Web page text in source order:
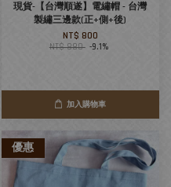
現貨-【台灣順遂】電繡帽 - 台灣
製繡三邊款(正+側+後)
NT$ 800
NT$ 880 -9.1%
加入購物車
優惠